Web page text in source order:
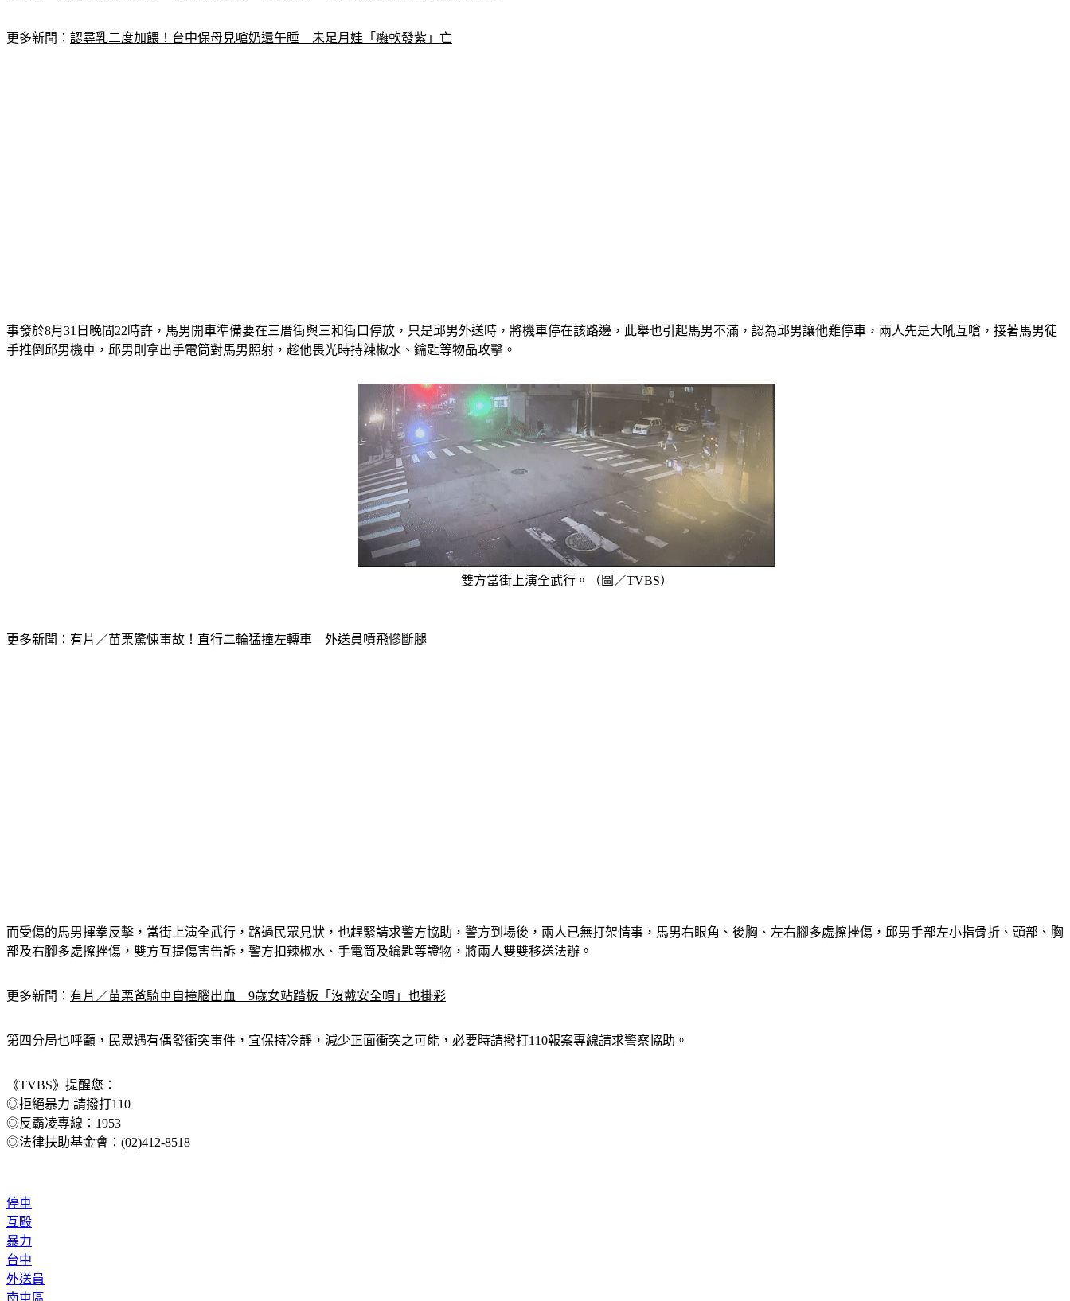
更多新聞： 認尋乳二度加餵！台中保母見嗆奶還午睡　未足月娃「癱軟發紫」亡
事發於8月31日晚間22時許，馬男開車準備要在三厝街與三和街口停放，只是邱男外送時，將機車停在該路邊，此舉也引起馬男不滿，認為邱男讓他難停車，兩人先是大吼互嗆，接著馬男徒
手推倒邱男機車，邱男則拿出手電筒對馬男照射，趁他畏光時持辣椒水、鑰匙等物品攻擊。
雙方當街上演全武行。（圖／TVBS）
更多新聞： 有片／苗栗驚悚事故！直行二輪猛撞左轉車　外送員噴飛慘斷腿
而受傷的馬男揮拳反擊，當街上演全武行，路過民眾見狀，也趕緊請求警方協助，警方到場後，兩人已無打架情事，馬男右眼角、後胸、左右腳多處擦挫傷，邱男手部左小指骨折、頭部、胸
部及右腳多處擦挫傷，雙方互提傷害告訴，警方扣辣椒水、手電筒及鑰匙等證物，將兩人雙雙移送法辦。
更多新聞： 有片／苗栗爸騎車自撞腦出血　9歲女站踏板「沒戴安全帽」也掛彩
第四分局也呼籲，民眾遇有偶發衝突事件，宜保持冷靜，減少正面衝突之可能，必要時請撥打110報案專線請求警察協助。
《TVBS》提醒您：
◎拒絕暴力 請撥打110
◎反霸凌專線：1953
◎法律扶助基金會：(02)412-8518
停車
互毆
暴力
台中
外送員
南屯區